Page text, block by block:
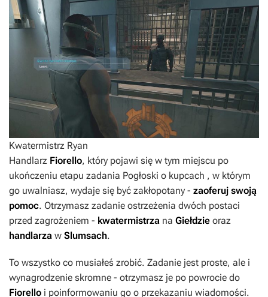
Kwatermistrz Ryan
Handlarz Fiorello, który pojawi się w tym miejscu po
ukończeniu etapu zadania Pogłoski o kupcach , w którym
go uwalniasz, wydaje się być zakłopotany - zaoferuj swoją
pomoc. Otrzymasz zadanie ostrzeżenia dwóch postaci
przed zagrożeniem - kwatermistrza na Giełdzie oraz
handlarza w Slumsach.
To wszystko co musiałeś zrobić. Zadanie jest proste, ale i
wynagrodzenie skromne - otrzymasz je po powrocie do
Fiorello i poinformowaniu go o przekazaniu wiadomości.